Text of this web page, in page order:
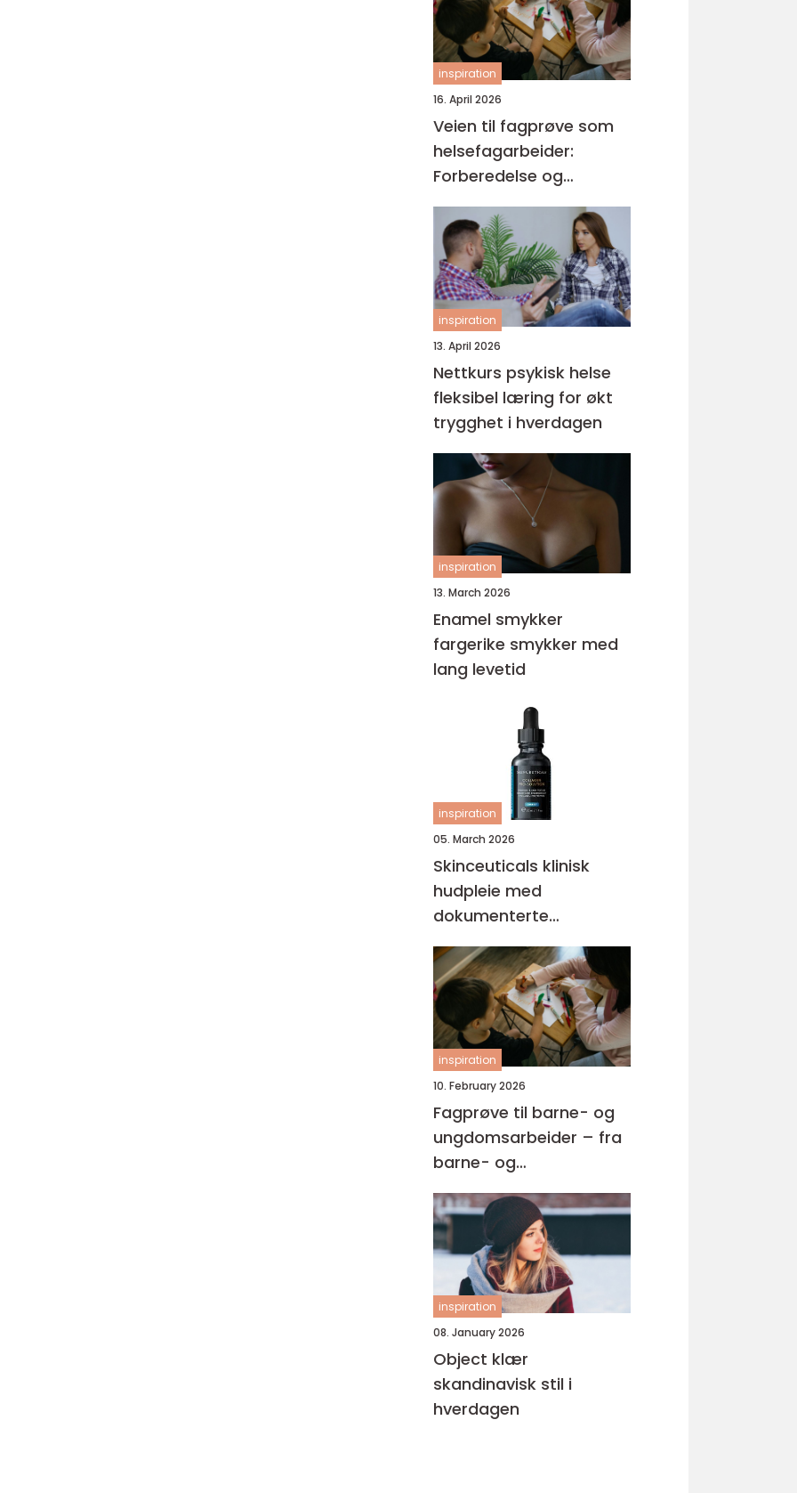
inspiration
16. April 2026
Veien til fagprøve som
helsefagarbeider:
Forberedelse og
kompetansemål
inspiration
13. April 2026
Nettkurs psykisk helse
fleksibel læring for økt
trygghet i hverdagen
inspiration
13. March 2026
Enamel smykker
fargerike smykker med
lang levetid
inspiration
05. March 2026
Skinceuticals klinisk
hudpleie med
dokumenterte
resultater
inspiration
10. February 2026
Fagprøve til barne- og
ungdomsarbeider – fra
barne- og
ungdsomarbeiderfaget
VG2 til fagbrev
inspiration
08. January 2026
Object klær
skandinavisk stil i
hverdagen